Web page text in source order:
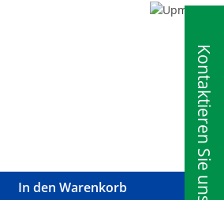
Kontaktieren Sie uns
gewünschten Wert
In den Warenkorb